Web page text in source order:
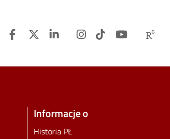
Facebook
Twitter LinkedinInstagram
TiTok Youtube
Informacje o
Historia PŁ